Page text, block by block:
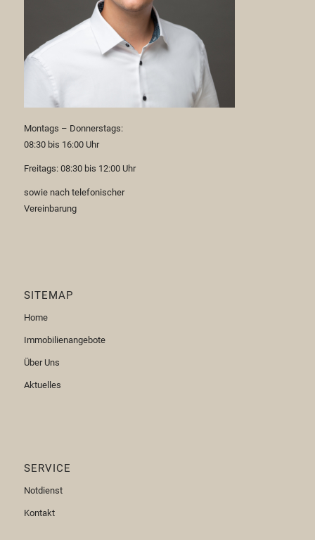
Montags – Donnerstags:
08:30 bis 16:00 Uhr
Freitags: 08:30 bis 12:00 Uhr
sowie nach telefonischer
Vereinbarung
SITEMAP
Home
Immobilienangebote
Über Uns
Aktuelles
SERVICE
Notdienst
Kontakt